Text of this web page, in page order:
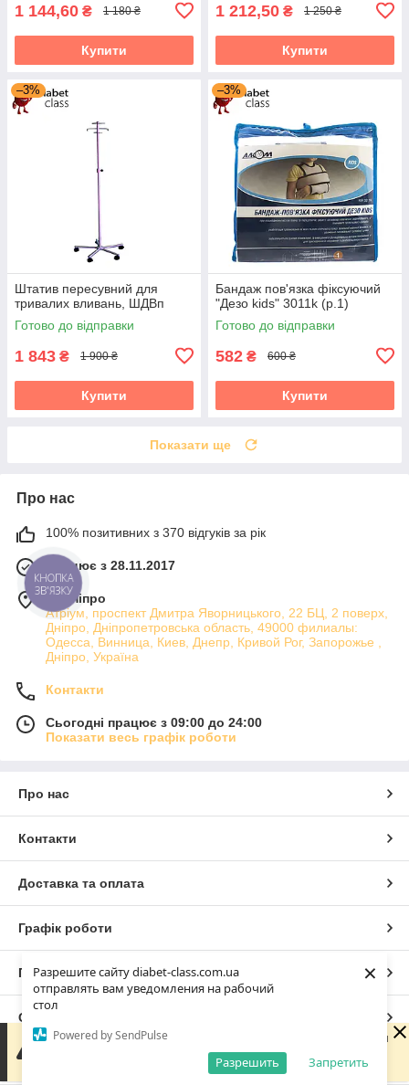
Разрешите сайту diabet-class.com.ua
отправлять вам уведомления на рабочий
стол
Powered by SendPulse
Запретить
Разрешить
×
1 144,60 ₴ 1 180 ₴
Купити
1 212,50 ₴ 1 250 ₴
Купити
–3%
Штатив пересувний для
тривалих вливань, ШДВп
Готово до відправки
1 843 ₴ 1 900 ₴
Купити
–3%
Бандаж пов'язка фіксуючий
"Дезо kids" 3011k (р.1)
Готово до відправки
582 ₴ 600 ₴
Купити
Показати ще
Про нас
100% позитивних з 370 відгуків за рік
Працює з 28.11.2017
м. Дніпро
Атріум, проспект Дмитра Яворницького, 22 БЦ, 2 поверх,
Дніпро, Дніпропетровська область, 49000 филиалы:
Одесса, Винница, Киев, Днепр, Кривой Рог, Запорожье ,
Дніпро, Україна
Контакти
Сьогодні працює з 09:00 до 24:00
Показати весь графік роботи
Про нас
Контакти
Доставка та оплата
Графік роботи
Повна версія сайту
Сайт створено на маркетплейсі
Політика конфіденційності
Доброго дня 😊 Дякую, що написали нам! Зараз магазин
не працює, але ми обов'язково зв'яжемося з вами
найближчого робочого дня. Гарного дня!
КНОПКА
ЗВ'ЯЗКУ